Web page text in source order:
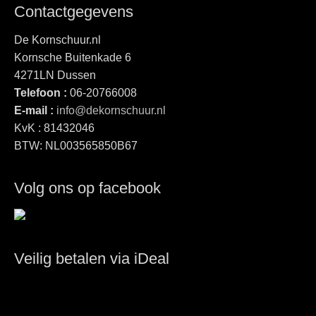
Contactgegevens
De Kornschuur.nl
Kornsche Buitenkade 6
4271LN Dussen
Telefoon : 06-20766008
E-mail : info@dekornschuur.nl
KvK : 81432046
BTW: NL003565850B67
Volg ons op facebook
Veilig betalen via iDeal